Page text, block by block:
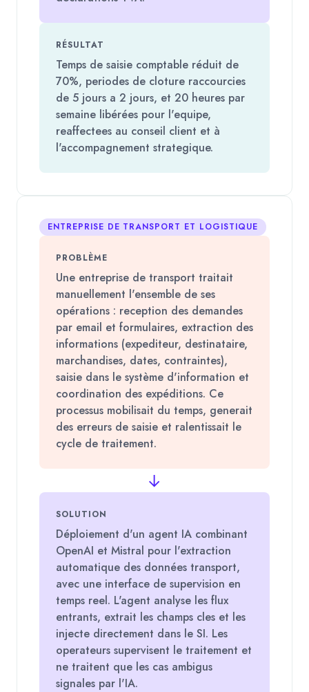
RÉSULTAT
Temps de saisie comptable réduit de
70%, periodes de cloture raccourcies
de 5 jours a 2 jours, et 20 heures par
semaine libérées pour l'equipe,
reaffectees au conseil client et à
l'accompagnement strategique.
ENTREPRISE DE TRANSPORT ET LOGISTIQUE
PROBLÈME
Une entreprise de transport traitait
manuellement l'ensemble de ses
opérations : reception des demandes
par email et formulaires, extraction des
informations (expediteur, destinataire,
marchandises, dates, contraintes),
saisie dans le système d'information et
coordination des expéditions. Ce
processus mobilisait du temps, generait
des erreurs de saisie et ralentissait le
cycle de traitement.
→
SOLUTION
Déploiement d'un agent IA combinant
OpenAI et Mistral pour l'extraction
automatique des données transport,
avec une interface de supervision en
temps reel. L'agent analyse les flux
entrants, extrait les champs cles et les
injecte directement dans le SI. Les
operateurs supervisent le traitement et
ne traitent que les cas ambigus
signales par l'IA.